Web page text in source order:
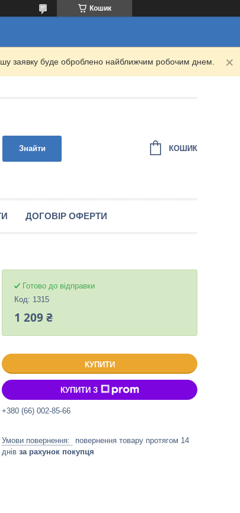
Кошик
заявку буде оброблено найближчим робочим днем.
Знайти КОШИК
ДОГОВІР ОФЕРТИ
Готово до відправки
Код: 1315
1 209 ₴
КУПИТИ
КУПИТИ З
+380 (66) 002-85-66
повернення товару протягом 14
днів за рахунок покупця